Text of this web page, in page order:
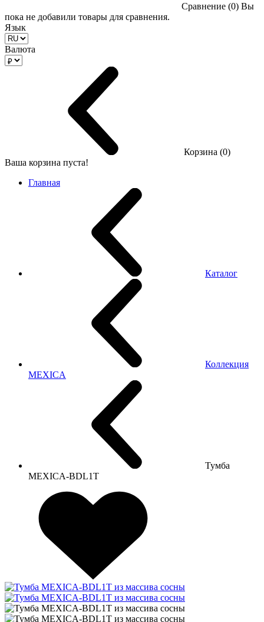
Сравнение (0) Вы
пока не добавили товары для сравнения.
Язык
Валюта
Корзина (0)
Ваша корзина пуста!
Главная
Каталог
Коллекция
MEXICA
Тумба
MEXICA-BDL1T